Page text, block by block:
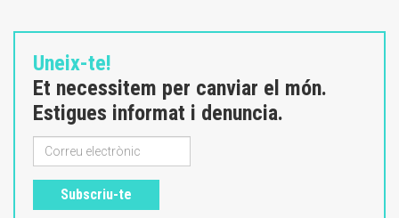
Uneix-te!
Et necessitem per canviar el món.
Estigues informat i denuncia.
Subscriu-te